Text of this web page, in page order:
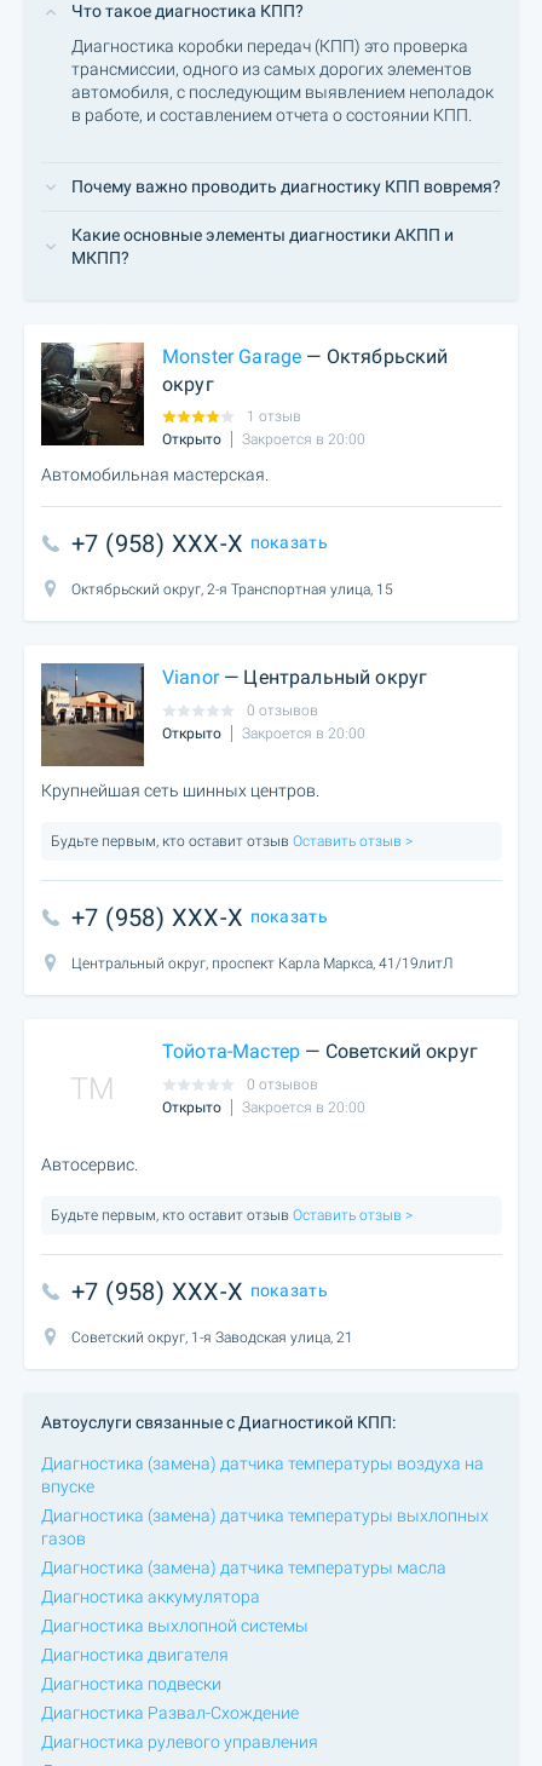
Что такое диагностика КПП?
Диагностика коробки передач (КПП) это проверка
трансмиссии, одного из самых дорогих элементов
автомобиля, с последующим выявлением неполадок
в работе, и составлением отчета о состоянии КПП.
Почему важно проводить диагностику КПП вовремя?
Какие основные элементы диагностики АКПП и
МКПП?
Monster Garage — Октябрьский
округ
1 отзыв
Открыто
Закроется в 20:00
Автомобильная мастерская.
+7 (958) XXX-X показать
Октябрьский округ, 2-я Транспортная улица, 15
Vianor— Центральный округ
0 отзывов
Открыто
Закроется в 20:00
Крупнейшая сеть шинных центров.
Будьте первым, кто оставит отзыв Оставить отзыв >
+7 (958) XXX-X показать
Центральный округ, проспект Карла Маркса, 41/19литЛ
TM
Тойота-Мастер — Советский округ
0 отзывов
Открыто
Закроется в 20:00
Автосервис.
Будьте первым, кто оставит отзыв Оставить отзыв >
+7 (958) XXX-X показать
Советский округ, 1-я Заводская улица, 21
Автоуслуги связанные с Диагностикой КПП:
Диагностика (замена) датчика температуры воздуха на
впуске
Диагностика (замена) датчика температуры выхлопных
газов
Диагностика (замена) датчика температуры масла
Диагностика аккумулятора
Диагностика выхлопной системы
Диагностика двигателя
Диагностика подвески
Диагностика Развал-Схождение
Диагностика рулевого управления